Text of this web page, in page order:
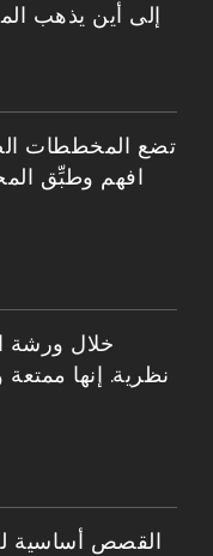
إلى أين يذهب
تضع المخططات
افهم وطبِّق
خلال ورشة
نظرية. إنها
القصص أساسية